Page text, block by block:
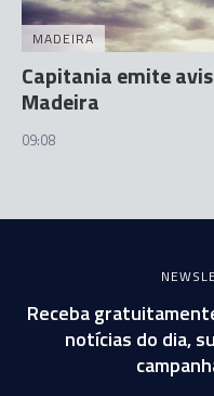
MADEIRA
Capitania emite
Madeira
09:08
Receba
notícias do dia,